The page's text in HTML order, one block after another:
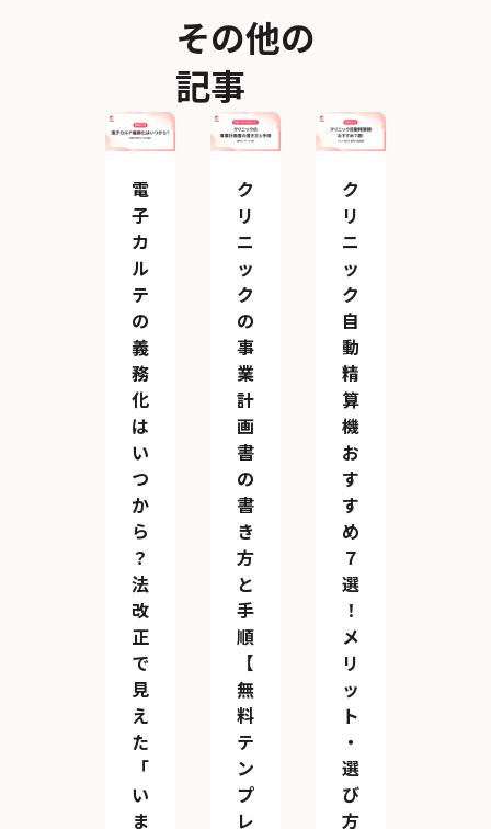
その他の
記事
電
子
カ
ル
テ
の
義
務
化
は
い
つ
か
ら
？
法
改
正
で
見
え
た
「
い
ま
ク
リ
ニ
ッ
ク
の
事
業
計
画
書
の
書
き
方
と
手
順
【
無
料
テ
ン
プ
レ
ク
リ
ニ
ッ
ク
自
動
精
算
機
お
す
す
め
７
選
！
メ
リ
ッ
ト
・
選
び
方